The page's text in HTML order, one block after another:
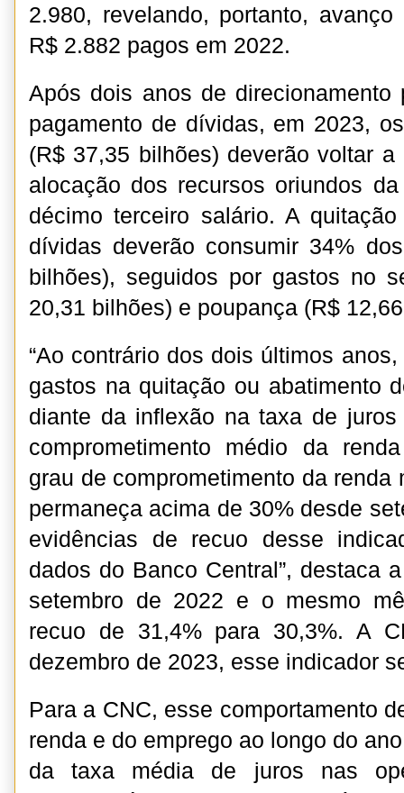
2.980, revelando, portanto,
R$ 2.882 pagos em 2022.
Após dois anos de direcionamento
pagamento de dívidas, em 2023,
(R$ 37,35 bilhões) deverão voltar
alocação dos recursos oriundos
décimo terceiro salário. A
dívidas deverão consumir 34%
bilhões), seguidos por gastos no
20,31 bilhões) e poupança (R$
“Ao contrário dos dois últimos
gastos na quitação ou abatimento
diante da inflexão na taxa de
comprometimento médio da
grau de comprometimento da renda
permaneça acima de 30% desde
evidências de recuo desse
dados do Banco Central”, destaca
setembro de 2022 e o mesmo
recuo de 31,4% para 30,3%. A
dezembro de 2023, esse indicador
Para a CNC, esse comportamento
renda e do emprego ao longo do
da taxa média de juros nas